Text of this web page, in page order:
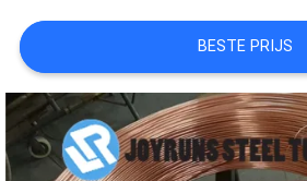
BESTE PRIJS